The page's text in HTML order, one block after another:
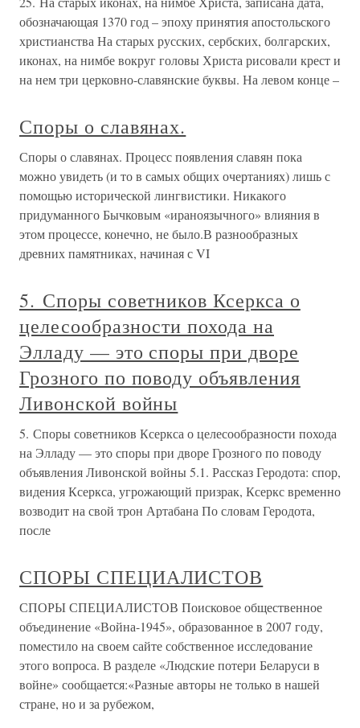
обозначающая 1370 год – эпоху принятия апостольского
христианства На старых русских, сербских, болгарских,
иконах, на нимбе вокруг головы Христа рисовали крест и
на нем три церковно-славянские буквы. На левом конце –
Споры о славянах.
Споры о славянах. Процесс появления славян пока
можно увидеть (и то в самых общих очертаниях) лишь с
помощью исторической лингвистики. Никакого
придуманного Бычковым «ираноязычного» влияния в
этом процессе, конечно, не было.В разнообразных
древних памятниках, начиная с VI
5. Споры советников Ксеркса о
целесообразности похода на
Элладу — это споры при дворе
Грозного по поводу объявления
Ливонской войны
5. Споры советников Ксеркса о целесообразности похода
на Элладу — это споры при дворе Грозного по поводу
объявления Ливонской войны 5.1. Рассказ Геродота: спор,
видения Ксеркса, угрожающий призрак, Ксеркс временно
возводит на свой трон Артабана По словам Геродота,
после
СПОРЫ СПЕЦИАЛИСТОВ
СПОРЫ СПЕЦИАЛИСТОВ Поисковое общественное
объединение «Война-1945», образованное в 2007 году,
поместило на своем сайте собственное исследование
этого вопроса. В разделе «Людские потери Беларуси в
войне» сообщается:«Разные авторы не только в нашей
стране, но и за рубежом,